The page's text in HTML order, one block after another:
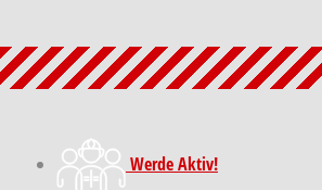
Werde Aktiv!